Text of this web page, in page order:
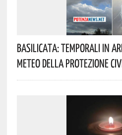
Basilicata: Temporali In
Meteo Della Protezione